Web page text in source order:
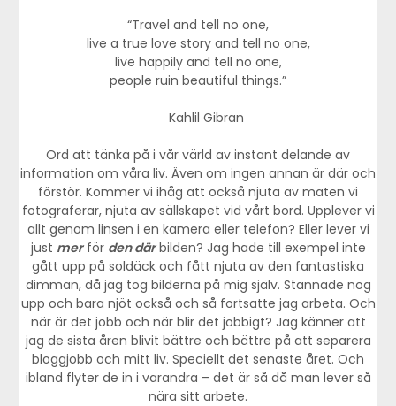
“Travel and tell no one,
live a true love story and tell no one,
live happily and tell no one,
people ruin beautiful things.”
― Kahlil Gibran
Ord att tänka på i vår värld av instant delande av
information om våra liv. Även om ingen annan är där och
förstör. Kommer vi ihåg att också njuta av maten vi
fotograferar, njuta av sällskapet vid vårt bord. Upplever vi
allt genom linsen i en kamera eller telefon? Eller lever vi
just merför den därbilden? Jag hade till exempel inte
gått upp på soldäck och fått njuta av den fantastiska
dimman, då jag tog bilderna på mig själv. Stannade nog
upp och bara njöt också och så fortsatte jag arbeta. Och
när är det jobb och när blir det jobbigt? Jag känner att
jag de sista åren blivit bättre och bättre på att separera
bloggjobb och mitt liv. Speciellt det senaste året. Och
ibland flyter de in i varandra – det är så då man lever så
nära sitt arbete.